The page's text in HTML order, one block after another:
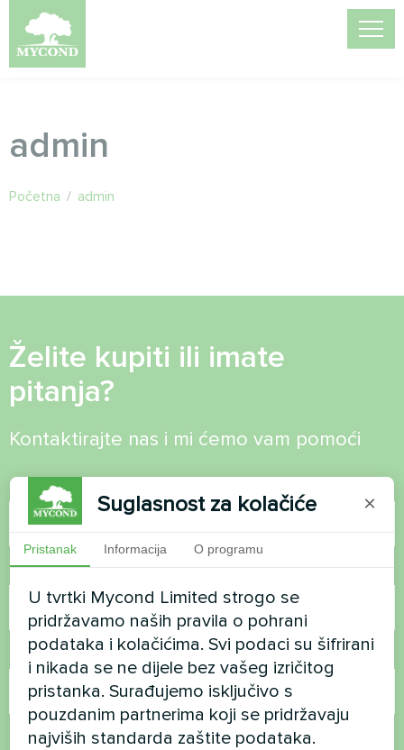
admin
Početna / admin
Želite kupiti ili imate
pitanja?
Kontaktirajte nas i mi ćemo vam pomoći
Ime
Broj telefona
E-pošta
Komentar
Suglasnost za kolačiće ×
Pristanak Informacija O programu
U tvrtki Mycond Limited strogo se
pridržavamo naših pravila o pohrani
podataka i kolačićima. Svi podaci su šifrirani
i nikada se ne dijele bez vašeg izričitog
pristanka. Surađujemo isključivo s
pouzdanim partnerima koji se pridržavaju
najviših standarda zaštite podataka.